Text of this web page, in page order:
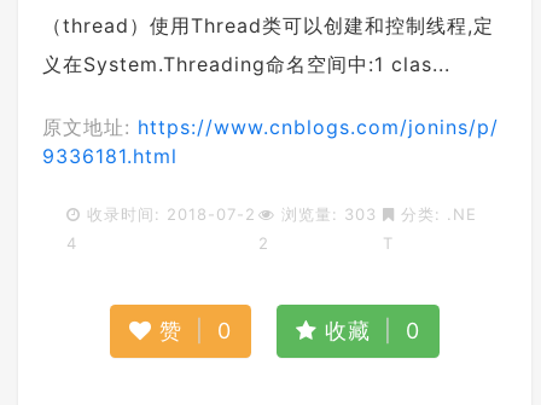
（thread）使用Thread类可以创建和控制线程,定
义在System.Threading命名空间中:1 clas...
原文地址: https://www.cnblogs.com/jonins/p/
9336181.html
收录时间: 2018-07-2
4
浏览量: 303
2
分类:
.NE
T
赞 0 收藏 0